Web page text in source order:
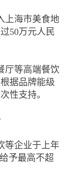
海市美食地
50万元人民
等高端餐饮
据品牌能级
性支持。
企业于上年
予最高不超